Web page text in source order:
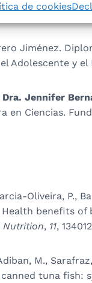
de cookies
Jiménez.
Adolescente y el
Jennifer
en Ciencias.
Oliveira, P.,
Health benefits
Nutrition, 11,
M.,
tuna fish: